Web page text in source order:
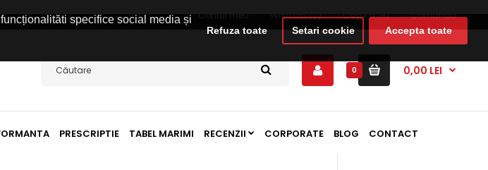
specifice social media și
Refuza toate Setari cookie Accepta toate
Wish List (0) Coşul meu Comandă
0 0,00 LEI
PRESCRIPTIE TABEL MARIMI RECENZII CORPORATE BLOG CONTACT